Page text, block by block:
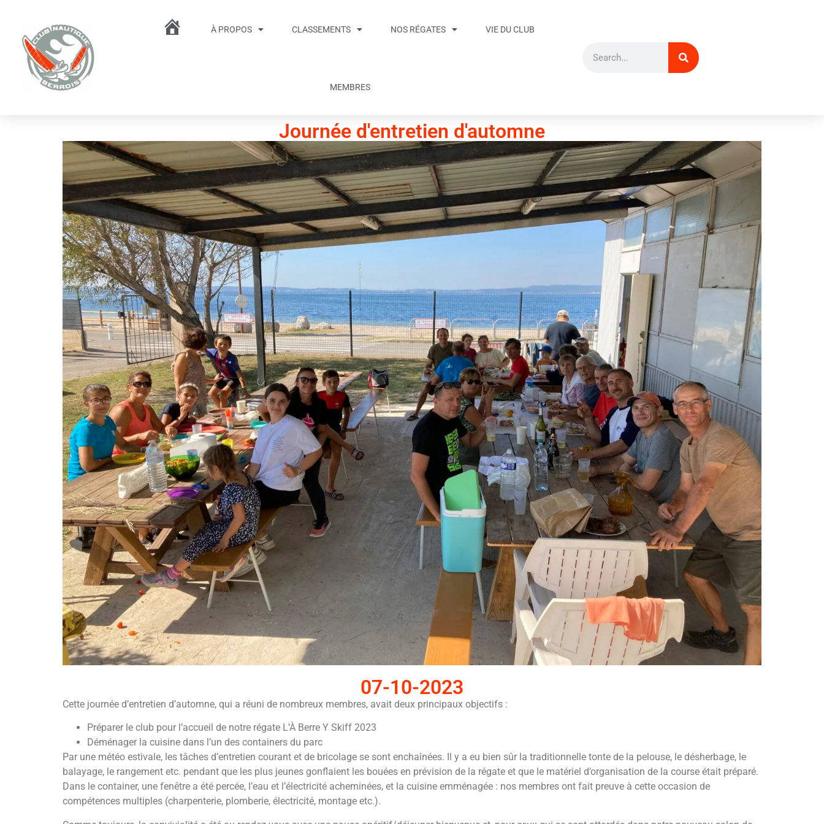
ACCUEIL
À PROPOS CLASSEMENTS NOS RÉGATES VIE DU CLUB
MEMBRES
Journée d'entretien d'automne
07-10-2023
Cette journée d’entretien d’automne, qui a réuni de nombreux membres, avait deux principaux objectifs :
Préparer le club pour l’accueil de notre régate L’À Berre Y Skiff 2023
Déménager la cuisine dans l’un des containers du parc
Par une météo estivale, les tâches d’entretien courant et de bricolage se sont enchaînées. Il y a eu bien sûr la traditionnelle tonte de la pelouse, le désherbage, le
balayage, le rangement etc. pendant que les plus jeunes gonflaient les bouées en prévision de la régate et que le matériel d’organisation de la course était préparé.
Dans le container, une fenêtre a été percée, l’eau et l’électricité acheminées, et la cuisine emménagée : nos membres ont fait preuve à cette occasion de
compétences multiples (charpenterie, plomberie, électricité, montage etc.).